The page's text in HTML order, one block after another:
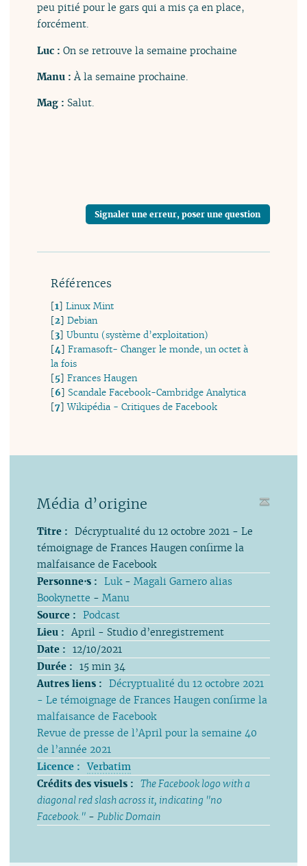
peu pitié pour le gars qui a mis ça en place,
forcément.
Luc :On se retrouve la semaine prochaine
Manu :À la semaine prochaine.
Mag : Salut.
Signaler une erreur, poser une question
Références
[1]Linux Mint
[2]Debian
[3]Ubuntu (système d’exploitation)
[4]Framasoft- Changer le monde, un octet à
la fois
[5]Frances Haugen
[6]Scandale Facebook-Cambridge Analytica
[7]Wikipédia - Critiques de Facebook
Média d’origine
Titre : Décryptualité du 12 octobre 2021 - Le
témoignage de Frances Haugen confirme la
malfaisance de Facebook
Personne⋅s : Luk - Magali Garnero alias
Bookynette - Manu
Source : Podcast
Lieu : April - Studio d’enregistrement
Date : 12/10/2021
Durée : 15 min 34
Autres liens : Décryptualité du 12 octobre 2021
- Le témoignage de Frances Haugen confirme la
malfaisance de Facebook
Revue de presse de l’April pour la semaine 40
de l’année 2021
Licence : Verbatim
Crédits des visuels : The Facebook logo with a
diagonal red slash across it, indicating "no
Facebook." - Public Domain